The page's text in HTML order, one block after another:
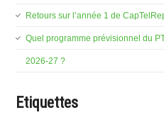
Retours sur l’année 1 de
Quel programme prévisionnel du
2026-27 ?
Etiquettes